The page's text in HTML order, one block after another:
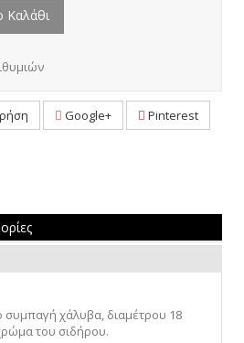
Καλάθι
Google+ Pinterest
συμπαγή χάλυβα διαμέτρου 18
του σιδήρου.